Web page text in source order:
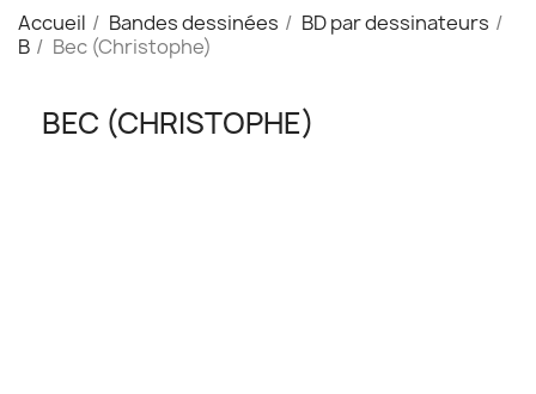
Accueil Bandes dessinées
BD par dessinateurs
B
Bec (Christophe)
BEC (CHRISTOPHE)